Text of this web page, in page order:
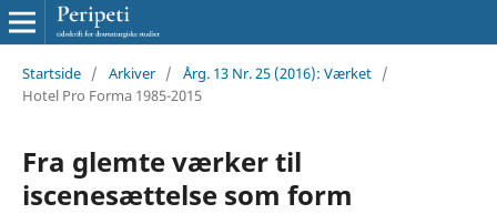
Startside / Arkiver / Årg. 13 Nr. 25 (2016): Værket /
Hotel Pro Forma 1985-2015
Fra glemte værker til
iscenesættelse som form